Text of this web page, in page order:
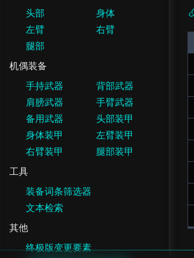
头部
身体
左臂
右臂
腿部
机偶装备
手持武器
背部武器
肩膀武器
手臂武器
备用武器
头部装甲
身体装甲
左臂装甲
右臂装甲
腿部装甲
工具
装备词条筛选器
文本检索
其他
终极版变更要素